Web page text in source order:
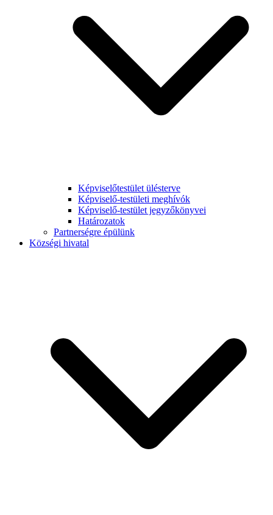
Képviselőtestület ülésterve
Képviselő-testületi meghívók
Képviselő-testület jegyzőkönyvei
Határozatok
Partnerségre épülünk
Községi hivatal